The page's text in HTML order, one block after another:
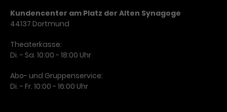
Datenübertragungen
Name IDE
Laufzeit 1 Jahr
Dieses Cookie dient der Anzeige
personalisierter Werbung und
Kundencenter am Platz der Alten Synagoge
44137 Dortmund
Theaterkasse:
Di. - Sa. 10:00 - 18:00 Uhr
Abo- und Gruppenservice:
Di. - Fr. 10:00 - 16:00 Uhr